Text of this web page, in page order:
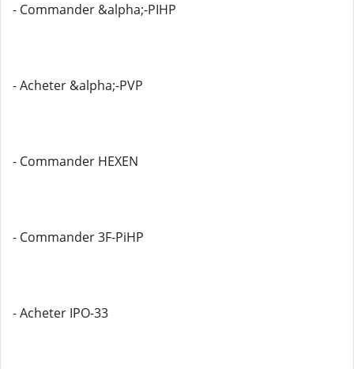
- Commander &alpha;-PIHP
- Acheter &alpha;-PVP
- Commander HEXEN
- Commander 3F-PiHP
- Acheter IPO-33